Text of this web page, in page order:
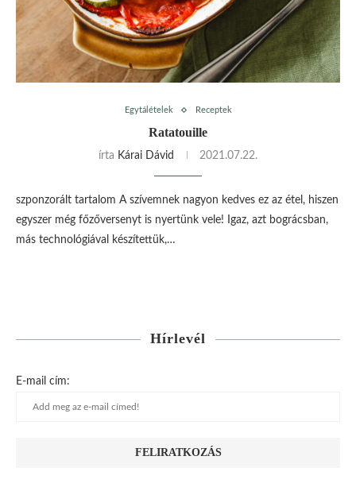
Egytálételek Receptek
Ratatouille
írta Kárai Dávid 2021.07.22.
szponzorált tartalom A szívemnek nagyon kedves ez az étel, hiszen
egyszer még főzőversenyt is nyertünk vele! Igaz, azt bográcsban,
más technológiával készítettük,…
Hírlevél
E-mail cím: